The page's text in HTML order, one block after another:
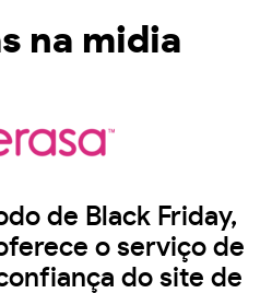
na midia
de Black Friday,
o serviço de
do site de